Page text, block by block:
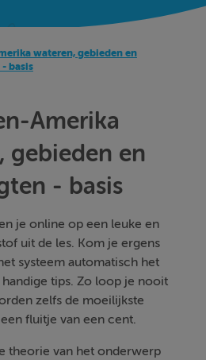
wateren, gebieden en
basis
Amerika
gebieden en
- basis
je online op een leuke en
uit de les. Kom je ergens
systeem automatisch het
handige tips. Zo loop je nooit
zelfs de moeilijkste
fluitje van een cent.
theorie van het onderwerp